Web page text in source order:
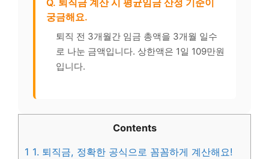
Q. 퇴직금 계산 시 평균임금 산정 기준이
궁금해요.
퇴직 전 3개월간 임금 총액을 3개월 일수
로 나눈 금액입니다. 상한액은 1일 109만원
입니다.
Contents
1 1. 퇴직금, 정확한 공식으로 꼼꼼하게 계산해요!